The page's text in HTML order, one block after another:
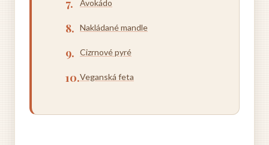
Avokádo
Nakládané mandle
Cizrnové pyré
Veganská feta